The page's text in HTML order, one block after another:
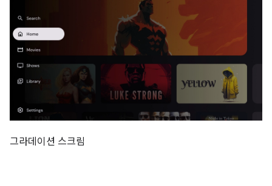
그라데이션 스크림